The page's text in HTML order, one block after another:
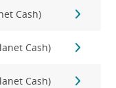
Cash)
Cash)
Cash)